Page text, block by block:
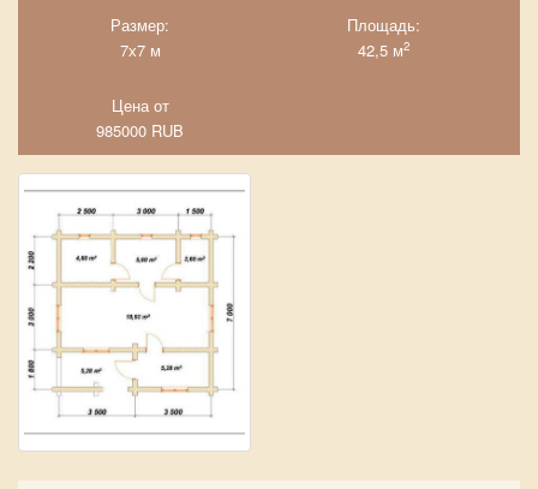
Размер:
7х7 м
Площадь:
42,5 м2
Цена от
985000 RUB